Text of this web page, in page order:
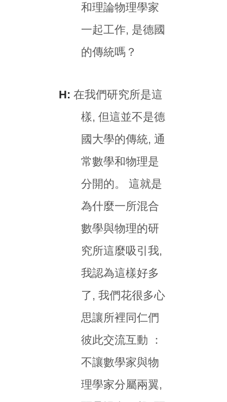
和理論物理學家
一起工作, 是德國
的傳統嗎？
H: 在我們研究所是這
樣, 但這並不是德
國大學的傳統, 通
常數學和物理是
分開的。 這就是
為什麼一所混合
數學與物理的研
究所這麼吸引我,
我認為這樣好多
了, 我們花很多心
思讓所裡同仁們
彼此交流互動 ：
不讓數學家與物
理學家分屬兩翼,